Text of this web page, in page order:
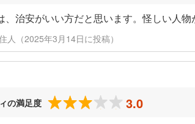
、治安がいい方だと思います。怪しい人
人（2025年3月14日に投稿）
の満足度 3.0